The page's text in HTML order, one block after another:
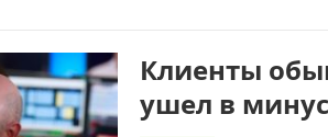
Клиенты
ушел в минус